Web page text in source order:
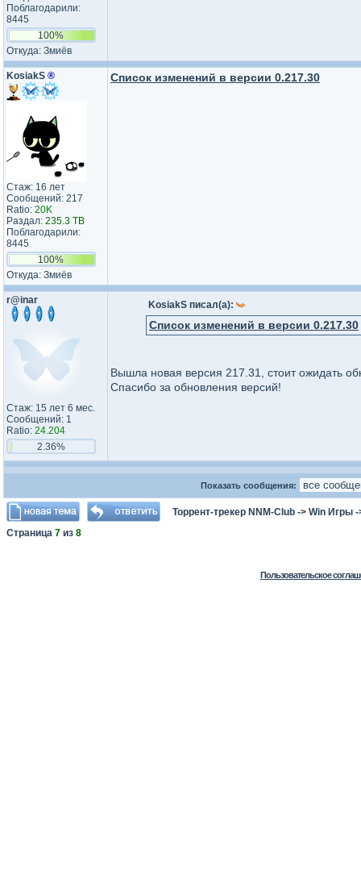
Поблагодарили:
8445
100%
Откуда: Змиёв
KosiakS ®
Стаж: 16 лет
Сообщений: 217
Ratio: 20K
Раздал: 235.3 TB
Поблагодарили:
8445
100%
Откуда: Змиёв
Список изменений в версии 0.217.30
r@inar
Стаж: 15 лет 6 мес.
Сообщений: 1
Ratio: 24.204
2.36%
KosiakS писал(а):
Список изменений в версии 0.217.30
Вышла новая версия 217.31, стоит ожидать
Спасибо за обновления версий!
Показать сообщения:
Торрент-трекер NNM-Club -> Win Игры
Страница 7 из 8
Пользовательское